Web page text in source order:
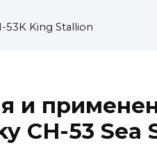
53K King Stallion
и
CH-53 Sea